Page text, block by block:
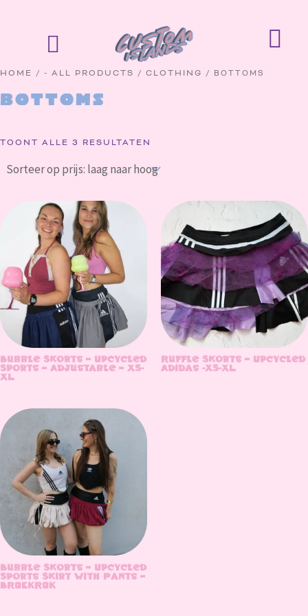
HOME / - ALL PRODUCTS / CLOTHING / BOTTOMS
Bottoms
TOONT ALLE 3 RESULTATEN
LAAG
NAAR
HOOG
Bubble Skorts – Upcycled
Sports – Adjustable – XS-
XL
Ruffle Skorts – Upcycled
Adidas -XS-XL
Bubble Skorts – Upcycled
Sports Skirt With Pants –
BROEKROK